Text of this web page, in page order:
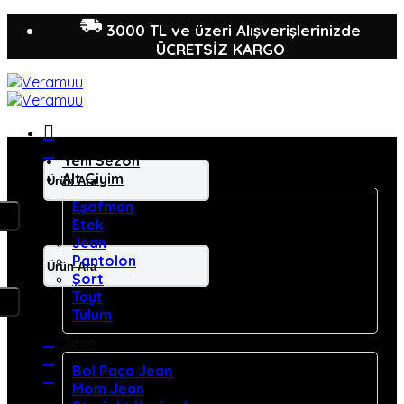
3000 TL ve üzeri Alışverişlerinizde
ÜCRETSİZ KARGO
Ara:
Ara:
Yeni Sezon
Alt Giyim
Eşofman
Etek
Jean
Pantolon
Şort
Tayt
Tulum
Bol Paça Jean
Mom Jean